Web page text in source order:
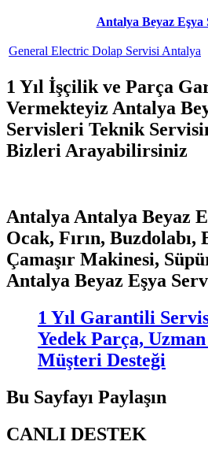
Antalya Beyaz Eşya
General Electric Dolap Servisi Antalya
1 Yıl İşçilik ve Parça
Vermekteyiz Antalya
Servisleri Teknik
Bizleri Arayabilirsiniz
Antalya Antalya Beyaz
Ocak, Fırın, Buzdolabı,
Çamaşır Makinesi,
Antalya Beyaz Eşya
1 Yıl Garantili
Yedek Parça,
Müşteri Desteği
Bu Sayfayı Paylaşın
CANLI DESTEK